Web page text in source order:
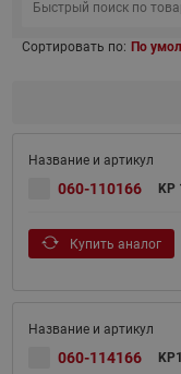
Сортировать по: По
060-110166 KP
Купить аналог
060-114166